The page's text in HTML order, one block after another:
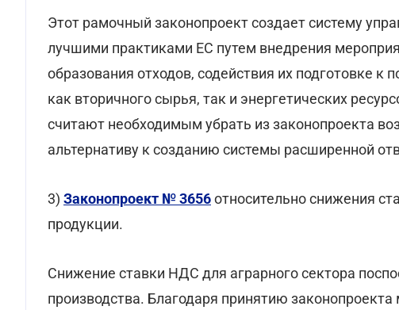
Этот рамочный законопроект создает систему
лучшими практиками ЕС путем внедрения
образования отходов, содействия их подготовке
как вторичного сырья, так и энергетических
считают необходимым убрать из законопроекта
альтернативу к созданию системы расширенной
3) Законопроект № 3656относительно снижения
продукции.
Снижение ставки НДС для аграрного сектора
производства. Благодаря принятию